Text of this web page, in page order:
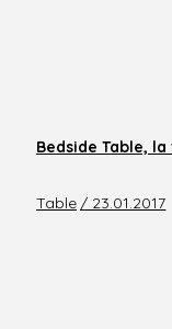
Bedside Table,
Table / 23.01.2017